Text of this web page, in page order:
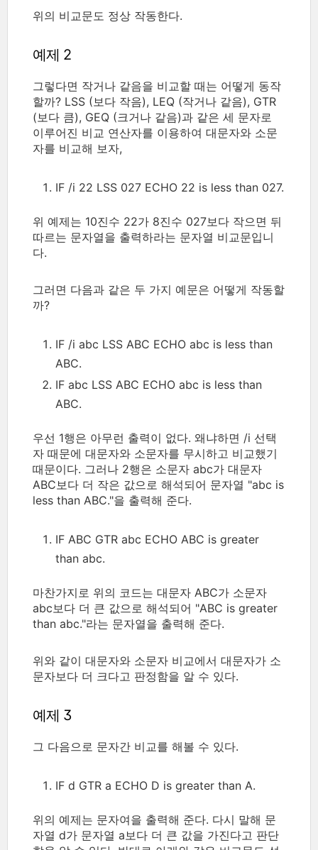
위의 비교문도 정상 작동한다.
예제 2
그렇다면 작거나 같음을 비교할 때는 어떻게 동작
할까? LSS (보다 작음), LEQ (작거나 같음), GTR
(보다 큼), GEQ (크거나 같음)과 같은 세 문자로
이루어진 비교 연산자를 이용하여 대문자와 소문
자를 비교해 보자,
IF /i 22 LSS 027 ECHO 22 is less than 027.
위 예제는 10진수 22가 8진수 027보다 작으면 뒤
따르는 문자열을 출력하라는 문자열 비교문입니
다.
그러면 다음과 같은 두 가지 예문은 어떻게 작동할
까?
IF /i abc LSS ABC ECHO abc is less than
ABC.
IF abc LSS ABC ECHO abc is less than
ABC.
우선 1행은 아무런 출력이 없다. 왜냐하면 /i 선택
자 때문에 대문자와 소문자를 무시하고 비교했기
때문이다. 그러나 2행은 소문자 abc가 대문자
ABC보다 더 작은 값으로 해석되어 문자열 "abc is
less than ABC."을 출력해 준다.
IF ABC GTR abc ECHO ABC is greater
than abc.
마찬가지로 위의 코드는 대문자 ABC가 소문자
abc보다 더 큰 값으로 해석되어 "ABC is greater
than abc."라는 문자열을 출력해 준다.
위와 같이 대문자와 소문자 비교에서 대문자가 소
문자보다 더 크다고 판정함을 알 수 있다.
예제 3
그 다음으로 문자간 비교를 해볼 수 있다.
IF d GTR a ECHO D is greater than A.
위의 예제는 문자여을 출력해 준다. 다시 말해 문
자열 d가 문자열 a보다 더 큰 값을 가진다고 판단